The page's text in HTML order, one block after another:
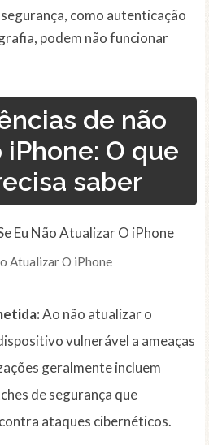
como autenticação
podem não funcionar
de não
O que
saber
Atualizar O iPhone
Ao não atualizar o
vulnerável a ameaças
geralmente incluem
de segurança que
ataques cibernéticos.